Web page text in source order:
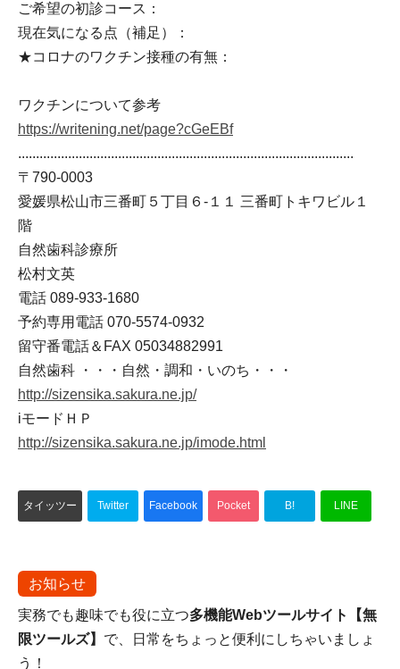
ご希望の初診コース：
現在気になる点（補足）：
★コロナのワクチン接種の有無：
ワクチンについて参考
https://writening.net/page?cGeEBf
..............................................................................................
〒790-0003
愛媛県松山市三番町５丁目６‐１１ 三番町トキワビル１
階
自然歯科診療所
松村文英
電話 089-933-1680
予約専用電話 070-5574-0932
留守番電話＆FAX 05034882991
自然歯科 ・・・自然・調和・いのち・・・
http://sizensika.sakura.ne.jp/
iモードＨＰ
http://sizensika.sakura.ne.jp/imode.html
タイッツー Twitter Facebook Pocket B! LINE
お知らせ
実務でも趣味でも役に立つ多機能Webツールサイト【無
限ツールズ】 で、日常をちょっと便利にしちゃいましょ
う！